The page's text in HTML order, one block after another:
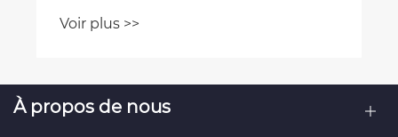
Voir plus >>
À propos de nous